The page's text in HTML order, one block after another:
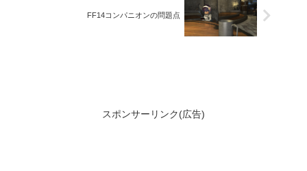
FF14コンパニオンの問題点
スポンサーリンク(広告)